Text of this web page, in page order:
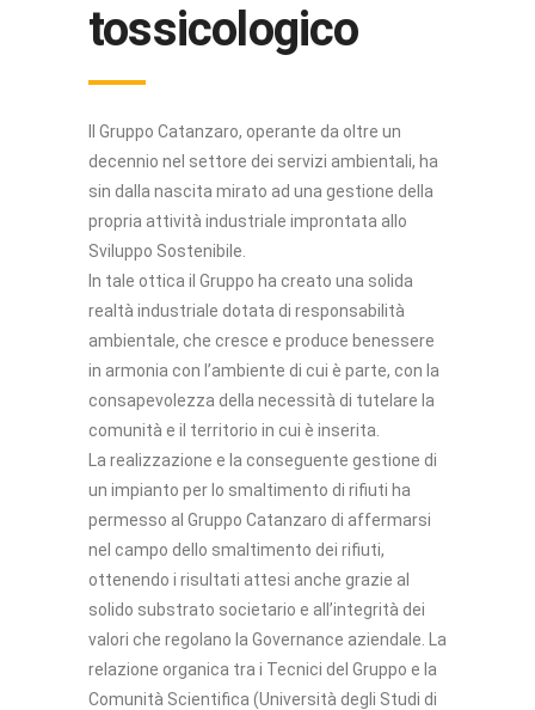
tossicologico
Il Gruppo Catanzaro, operante da oltre un
decennio nel settore dei servizi ambientali, ha
sin dalla nascita mirato ad una gestione della
propria attività industriale improntata allo
Sviluppo Sostenibile.
In tale ottica il Gruppo ha creato una solida
realtà industriale dotata di responsabilità
ambientale, che cresce e produce benessere
in armonia con l’ambiente di cui è parte, con la
consapevolezza della necessità di tutelare la
comunità e il territorio in cui è inserita.
La realizzazione e la conseguente gestione di
un impianto per lo smaltimento di rifiuti ha
permesso al Gruppo Catanzaro di affermarsi
nel campo dello smaltimento dei rifiuti,
ottenendo i risultati attesi anche grazie al
solido substrato societario e all’integrità dei
valori che regolano la Governance aziendale. La
relazione organica tra i Tecnici del Gruppo e la
Comunità Scientifica (Università degli Studi di